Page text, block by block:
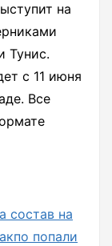
на
Тунис.
с 11 июня
Все
состав на
попали